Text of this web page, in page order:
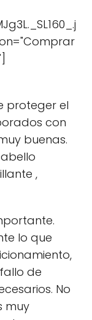
proteger el
con
buenas.
,
lo que
de
No
muy